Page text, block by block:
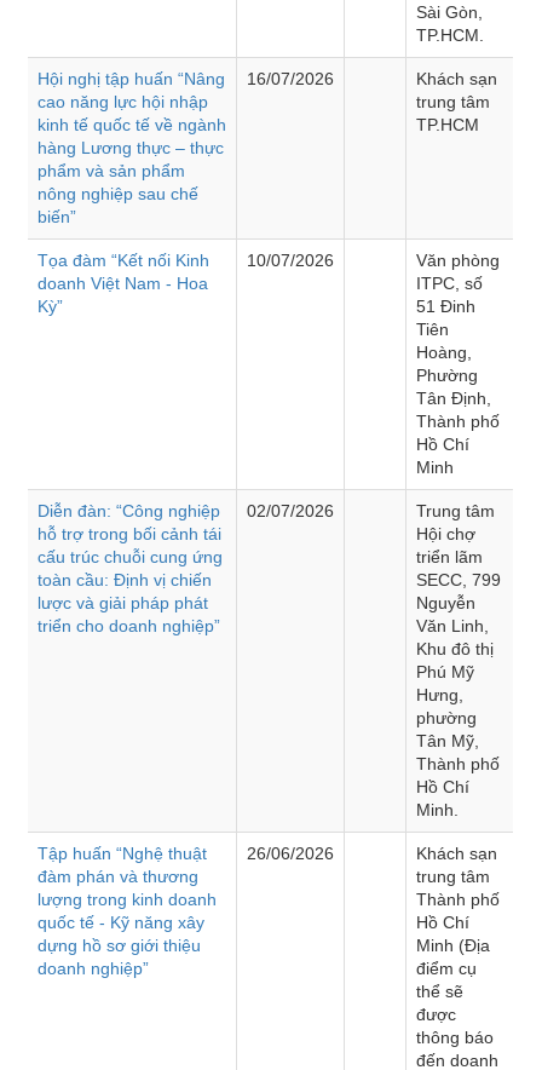
Sài Gòn,
TP.HCM.
Hội nghị tập huấn “Nâng
cao năng lực hội nhập
kinh tế quốc tế về ngành
hàng Lương thực – thực
phẩm và sản phẩm
nông nghiệp sau chế
biến”
16/07/2026
Khách sạn
trung tâm
TP.HCM
Tọa đàm “Kết nối Kinh
doanh Việt Nam - Hoa
Kỳ”
10/07/2026
Văn phòng
ITPC, số
51 Đinh
Tiên
Hoàng,
Phường
Tân Định,
Thành phố
Hồ Chí
Minh
Diễn đàn: “Công nghiệp
hỗ trợ trong bối cảnh tái
cấu trúc chuỗi cung ứng
toàn cầu: Định vị chiến
lược và giải pháp phát
triển cho doanh nghiệp”
02/07/2026
Trung tâm
Hội chợ
triển lãm
SECC, 799
Nguyễn
Văn Linh,
Khu đô thị
Phú Mỹ
Hưng,
phường
Tân Mỹ,
Thành phố
Hồ Chí
Minh.
Tập huấn “Nghệ thuật
đàm phán và thương
lượng trong kinh doanh
quốc tế - Kỹ năng xây
dựng hồ sơ giới thiệu
doanh nghiệp”
26/06/2026
Khách sạn
trung tâm
Thành phố
Hồ Chí
Minh (Địa
điểm cụ
thể sẽ
được
thông báo
đến doanh